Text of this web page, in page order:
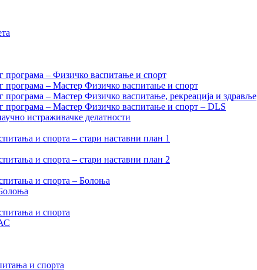
програма – Физичко васпитање и спорт
програма – Мастер Физичко васпитање и спорт
програма – Мастер Физичко васпитање, рекреација и здравље
програма – Мастер Физичко васпитање и спорт – DLS
истраживачке делатности
и спорта – стари наставни план 1
и спорта – стари наставни план 2
и спорта – Болоња
и спорта
и спорта